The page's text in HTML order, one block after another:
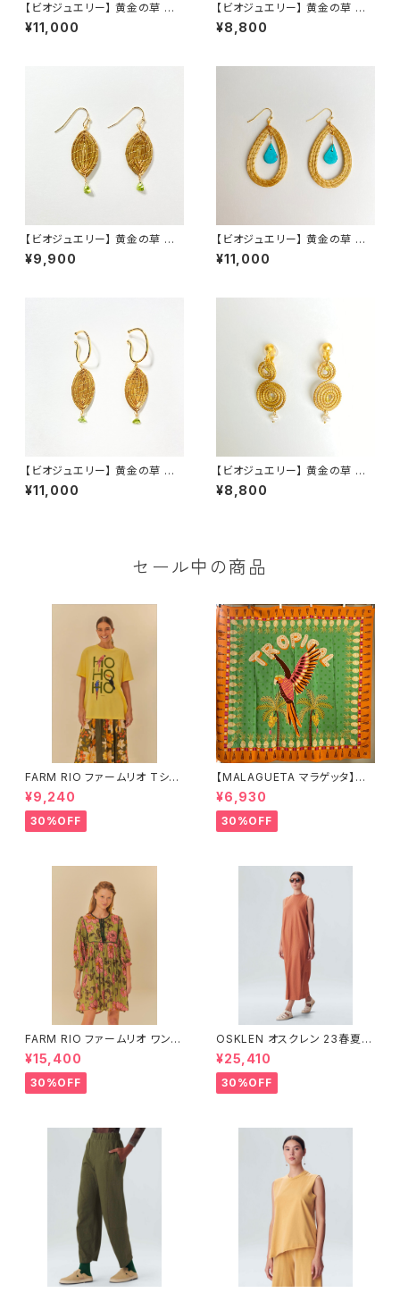
【ビオジュエリー】 黄金の草 カッ
ピンドウラード ピアス・イヤリ
ング ラウンド レインボームーン
¥11,000
【ビオジュエリー】 黄金の草 カッ
ピンドウラード ピアス イヤリン
グ リーフ ハウライト
¥8,800
【ビオジュエリー】 黄金の草 カッ
ピンドウラード ピアス＆イヤリ
¥9,900
【ビオジュエリー】 黄金の草 カッ
ピンドウラード ピアス・イヤリ
ング ティアドロップ ターコイズ
¥11,000
【ビオジュエリー】 黄金の草 カッ
ピンドウラード イヤーカフ リ
ーフ ペリドット
¥11,000
【ビオジュエリー】 黄金の草 カッ
ピンドウラード ピアス＆イヤリ
ング ダブルスパイラル 淡水
¥8,800
セール中の商品
FARM RIO ファームリオ Tシャ
ツ HOHOHO
¥9,240
30%OFF
【MALAGUETA マラゲッタ】カ
ンガ TROPICAL
¥6,930
30%OFF
FARM RIO ファームリオ ワンピ
ース Aurora Floral
¥15,400
30%OFF
OSKLEN オスクレン 23春夏
ワンピース 1088-67330
¥25,410
30%OFF